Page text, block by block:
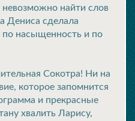
невозможно найти слов
Дениса сделала
по насыщенность и по
Сокотра! Ни на
которое запомнится
и прекрасные
хвалить Ларису,